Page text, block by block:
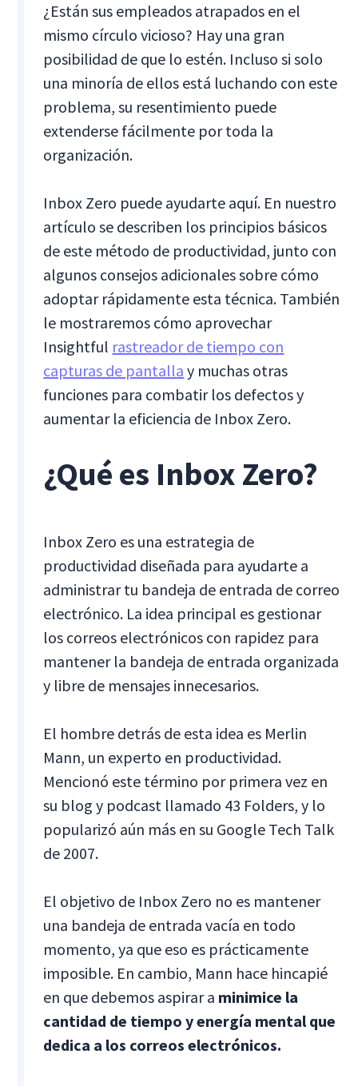
¿Están sus empleados atrapados en el
mismo círculo vicioso? Hay una gran
posibilidad de que lo estén. Incluso si solo
una minoría de ellos está luchando con este
problema, su resentimiento puede
extenderse fácilmente por toda la
organización.
Inbox Zero puede ayudarte aquí. En nuestro
artículo se describen los principios básicos
de este método de productividad, junto con
algunos consejos adicionales sobre cómo
adoptar rápidamente esta técnica. También
le mostraremos cómo aprovechar
Insightful rastreador de tiempo con
capturas de pantalla y muchas otras
funciones para combatir los defectos y
aumentar la eficiencia de Inbox Zero.
¿Qué es Inbox Zero?
Inbox Zero es una estrategia de
productividad diseñada para ayudarte a
administrar tu bandeja de entrada de correo
electrónico. La idea principal es gestionar
los correos electrónicos con rapidez para
mantener la bandeja de entrada organizada
y libre de mensajes innecesarios.
El hombre detrás de esta idea es Merlin
Mann, un experto en productividad.
Mencionó este término por primera vez en
su blog y podcast llamado 43 Folders, y lo
popularizó aún más en su Google Tech Talk
de 2007.
El objetivo de Inbox Zero no es mantener
una bandeja de entrada vacía en todo
momento, ya que eso es prácticamente
imposible. En cambio, Mann hace hincapié
en que debemos aspirar a minimice la
cantidad de tiempo y energía mental que
dedica a los correos electrónicos.